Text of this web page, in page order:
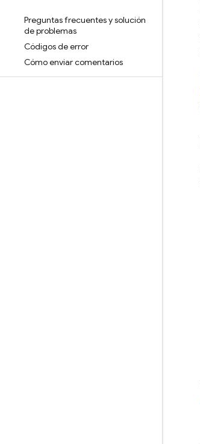
Preguntas frecuentes y solución
de problemas
Códigos de error
Cómo enviar comentarios